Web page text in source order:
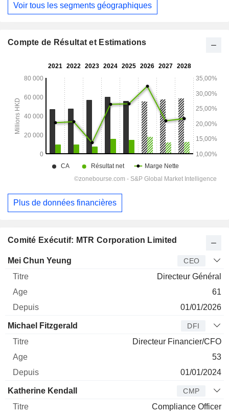
Voir tous les segments géographiques
Comité Exécutif: MTR Corporation Limited
Dirigeant Titre Age
Mei Chun Yeung CEO
Directeur Général
61
01/01/2026
Michael Fitzgerald DFI
Directeur Financier/CFO
53
01/01/2024
Katherine Kendall CMP
Compliance Officer
Compte de Résultat et Estimations
Plus de données financières